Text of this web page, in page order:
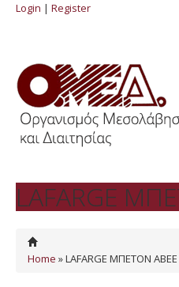
Login | Register
LAFARGE
Home » LAFARGE ΜΠΕΤΟΝ ΑΒΕΕ